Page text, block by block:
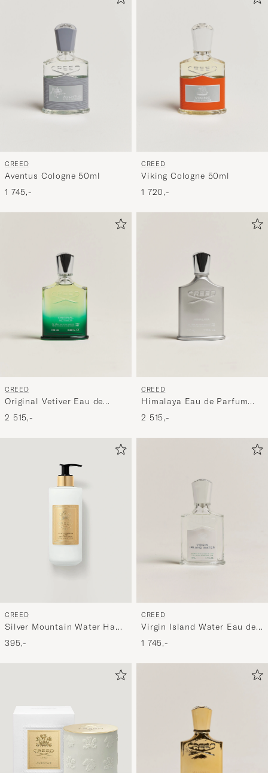
CREED
Aventus Cologne 50ml
1 745,-
CREED
Viking Cologne 50ml
1 720,-
CREED
Original Vetiver Eau de
Parfum 100ml
2 515,-
CREED
Himalaya Eau de Parfum
100ml
2 515,-
CREED
Silver Mountain Water Hand
& Body Lotion 300ml
395,-
CREED
Virgin Island Water Eau de
Parfum 50ml
1 745,-